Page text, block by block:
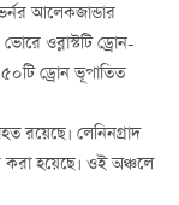
আলেকজান্ডার
ওব্লাস্টটি ড্রোন-
৫০টি ড্রোন ভূপাতিত
রয়েছে। লেনিনগ্রাদ
করা হয়েছে। ওই অঞ্চলে